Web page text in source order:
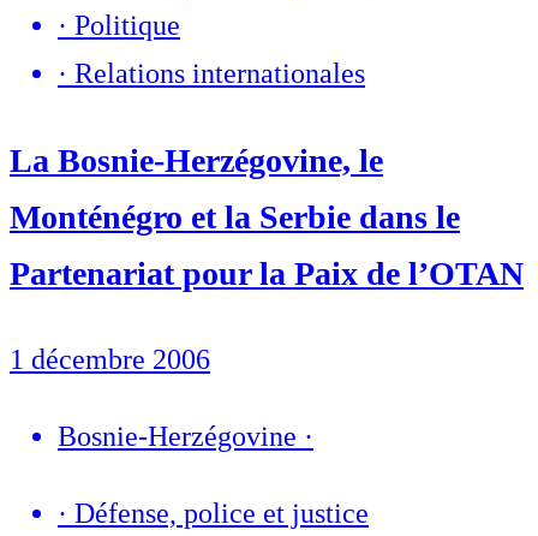
· Politique
· Relations internationales
La Bosnie-Herzégovine, le
Monténégro et la Serbie dans le
Partenariat pour la Paix de l’OTAN
1 décembre 2006
Bosnie-Herzégovine ·
· Défense, police et justice